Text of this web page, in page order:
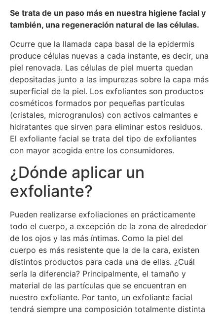
Se trata de un paso más en nuestra higiene facial y
también, una regeneración natural de las células.
Ocurre que la llamada capa basal de la epidermis
produce células nuevas a cada instante, es decir, una
piel renovada. Las células de piel muerta quedan
depositadas junto a las impurezas sobre la capa más
superficial de la piel. Los exfoliantes son productos
cosméticos formados por pequeñas partículas
(cristales, microgranulos) con activos calmantes e
hidratantes que sirven para eliminar estos residuos.
El exfoliante facial se trata del tipo de exfoliantes
con mayor acogida entre los consumidores.
¿Dónde aplicar un
exfoliante?
Pueden realizarse exfoliaciones en prácticamente
todo el cuerpo, a excepción de la zona de alrededor
de los ojos y las más íntimas. Como la piel del
cuerpo es más resistente que la de la cara, existen
distintos productos para cada una de ellas. ¿Cuál
sería la diferencia? Principalmente, el tamaño y
material de las partículas que se encuentran en
nuestro exfoliante. Por tanto, un exfoliante facial
tendrá siempre una composición totalmente distinta